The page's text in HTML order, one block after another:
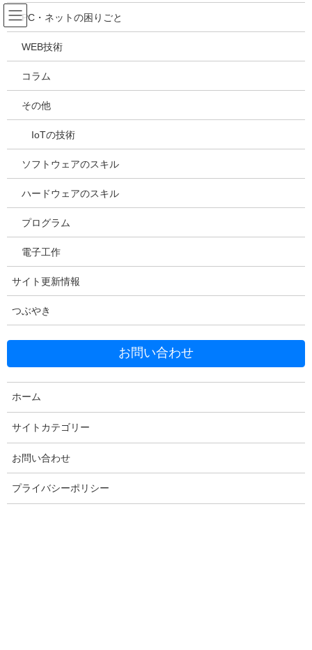
コ
ン
テ
ツ
ス
ッ
ナ
ビ
ゲ
シ
ン
移
吉川万能ＩＴ研究所
メディア
HOME
2021年5月25日
20210525151936
Threads Hatena LINE
Copy
PC・ネットの困りごと
WEB技術
コラム
その他
IoTの技術
ソフトウェアのスキル
ハードウェアのスキル
プログラム
電子工作
サイト更新情報
つぶやき
お問い合わせ
ホーム
サイトカテゴリー
お問い合わせ
プライバシーポリシー